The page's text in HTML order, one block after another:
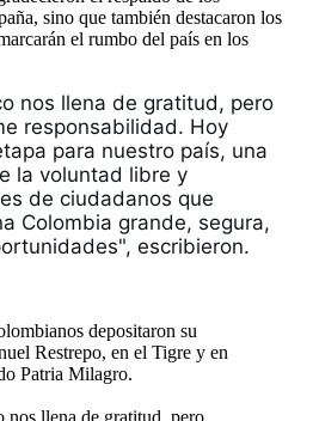
sino que también destacaron los
el rumbo del país en los
nos llena de gratitud, pero
responsabilidad. Hoy
para nuestro país, una
la voluntad libre y
de ciudadanos que
Colombia grande, segura,
escribieron.
depositaron su
Restrepo, en el Tigre y en
Patria Milagro.
nos llena de gratitud, pero